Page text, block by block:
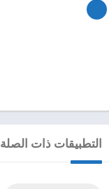
التطبيقات ذات الصلة